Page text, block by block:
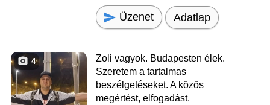
Üzenet Adatlap
4
Zoli vagyok. Budapesten élek.
Szeretem a tartalmas
beszélgetéseket. A közös
megértést, elfogadást.